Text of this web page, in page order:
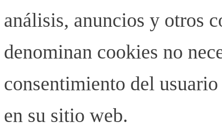
análisis, anuncios y otros
denominan cookies no
consentimiento del
en su sitio web.